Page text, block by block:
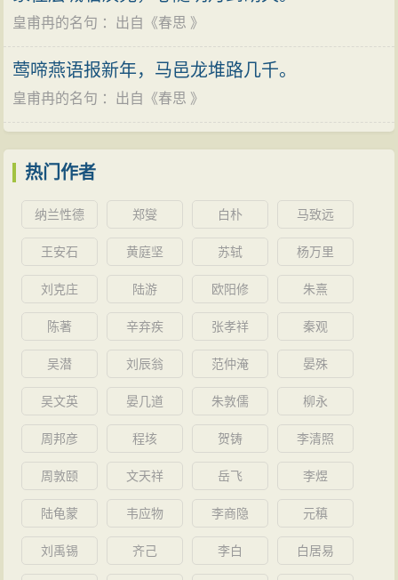
皇甫冉的名句 ：出自《春思 》
莺啼燕语报新年，马邑龙堆路几千。
皇甫冉的名句 ：出自《春思 》
热门作者
纳兰性德 郑燮 白朴 马致远
王安石 黄庭坚 苏轼 杨万里
刘克庄 陆游 欧阳修 朱熹
陈著 辛弃疾 张孝祥 秦观
吴潜 刘辰翁 范仲淹 晏殊
吴文英 晏几道 朱敦儒 柳永
周邦彦 程垓 贺铸 李清照
周敦颐 文天祥 岳飞 李煜
陆龟蒙 韦应物 李商隐 元稹
刘禹锡 齐己 李白 白居易